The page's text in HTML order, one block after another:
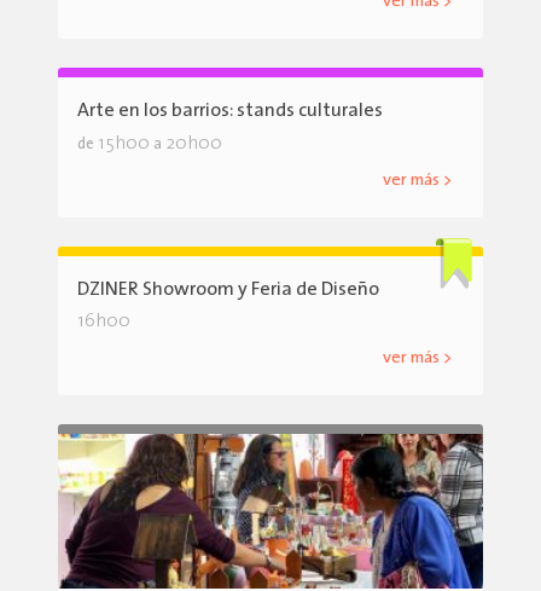
Arte en los barrios: stands culturales
de 15h00 a 20h00
ver más >
DZINER Showroom y Feria de Diseño
16h00
ver más >